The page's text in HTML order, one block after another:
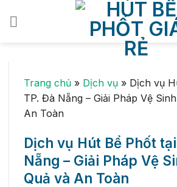
Trang chủ » Dịch vụ » Dịch vụ
TP. Đà Nẵng – Giải Pháp Vệ
An Toàn
Dịch vụ Hút Bể Phốt
Nẵng – Giải Pháp Vệ
Quả và An Toàn